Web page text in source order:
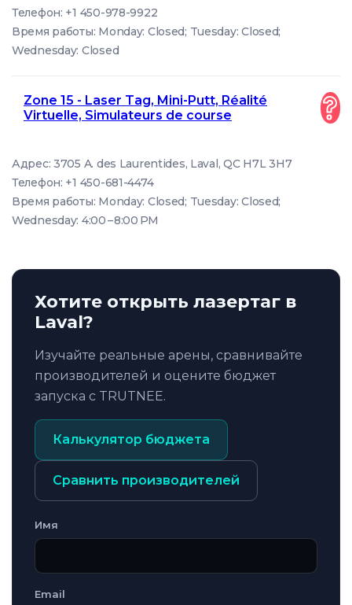
Телефон: +1 450-978-9922
Время работы: Monday: Closed; Tuesday: Closed;
Wednesday: Closed
Zone 15 - Laser Tag, Mini-Putt, Réalité
Virtuelle, Simulateurs de course
Адрес: 3705 A. des Laurentides, Laval, QC H7L 3H7
Телефон: +1 450-681-4474
Время работы: Monday: Closed; Tuesday: Closed;
Wednesday: 4:00 – 8:00 PM
Хотите открыть лазертаг в
Laval?
Изучайте реальные арены, сравнивайте
производителей и оцените бюджет
запуска с TRUTNEE.
Калькулятор бюджета
Сравнить производителей
Имя
Email